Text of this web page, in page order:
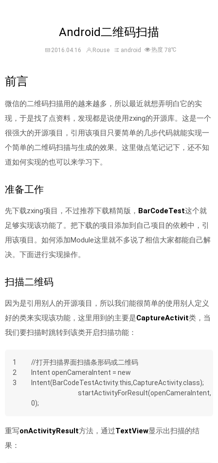
Android二维码扫描
2016.04.16 Rouse android 热度 78℃
前言
微信的二维码扫描用的越来越多，所以最近就想弄明白它的实
现，于是找了点资料，发现都是说使用zxing的开源库。这是一个
很强大的开源项目，引用该项目只要简单的几步代码就能实现一
个简单的二维码扫描与生成的效果。这里做点笔记记下，还不知
道如何实现的也可以来学习下。
准备工作
先下载zxing项目，不过推荐下载精简版， BarCodeTest这个就
足够实现该功能了。把下载的项目添加到自己项目的依赖中，引
用该项目。如何添加Module这里就不多说了相信大家都能自己解
决。下面进行实现操作。
扫描二维码
因为是引用别人的开源项目，所以我们能很简单的使用别人定义
好的类来实现该功能，这里用到的主要是CaptureActivit类，当
我们要扫描时跳转到该类开启扫描功能：
1
2
3
//打开扫描界面扫描条形码或二维码
Intent openCameraIntent = new
Intent(BarCodeTestActivity.this,CaptureActivity.class);
0);
重写onActivityResult方法，通过TextView显示出扫描的结
果：